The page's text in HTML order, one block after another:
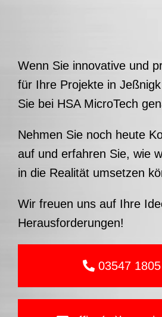
Wenn Sie innovative und
für Ihre Projekte in
Sie bei HSA MicroTech
Nehmen Sie noch heute
auf und erfahren Sie, wie
in die Realität umsetzen
Wir freuen uns auf Ihre
Herausforderungen!
03547